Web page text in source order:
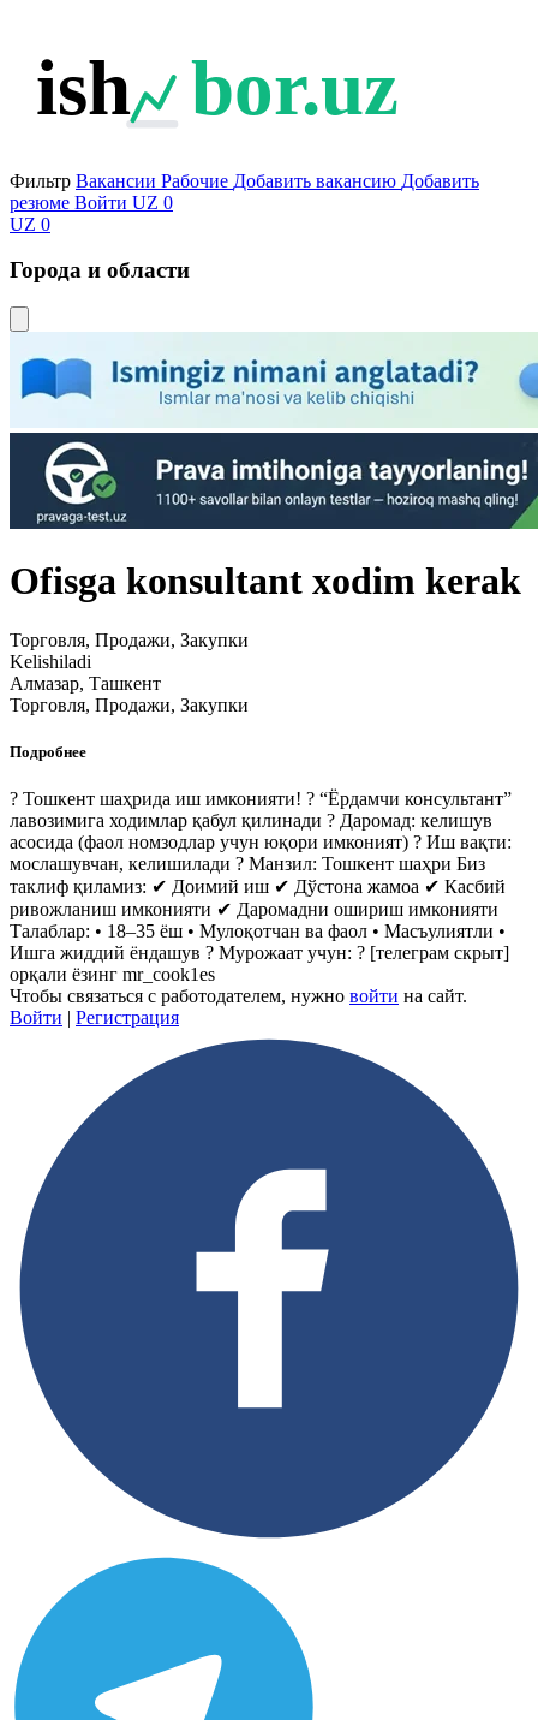
ish bor.uz
Фильтр Вакансии Рабочие Добавить вакансию Добавить
резюме Войти UZ 0
UZ 0
Города и области
Ofisga konsultant xodim kerak
Торговля, Продажи, Закупки
Kelishiladi
Алмазар, Ташкент
Торговля, Продажи, Закупки
Подробнее
? Тошкент шаҳрида иш имконияти! ? “Ёрдамчи консультант”
лавозимига ходимлар қабул қилинади ? Даромад: келишув
асосида (фаол номзодлар учун юқори имконият) ? Иш вақти:
мослашувчан, келишилади ? Манзил: Тошкент шаҳри Биз
таклиф қиламиз: ✔ Доимий иш ✔ Дўстона жамоа ✔ Касбий
ривожланиш имконияти ✔ Даромадни ошириш имконияти
Талаблар: • 18–35 ёш • Мулоқотчан ва фаол • Масъулиятли •
Ишга жиддий ёндашув ? Мурожаат учун: ? [телеграм скрыт]
орқали ёзинг mr_cook1es
Чтобы связаться с работодателем, нужно войти на сайт.
Войти | Регистрация